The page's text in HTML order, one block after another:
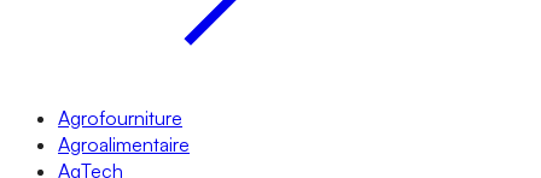
Agrofourniture
Agroalimentaire
AgTech